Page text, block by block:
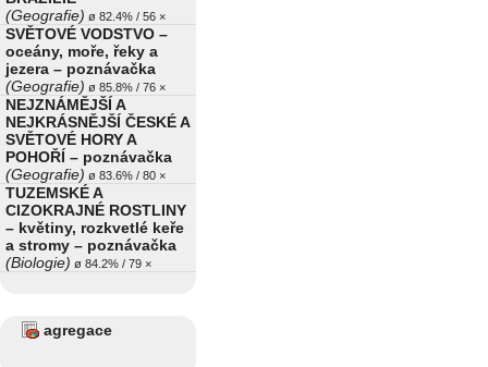
(Geografie) ø 82.4% / 56 ×
SVĚTOVÉ VODSTVO –
oceány, moře, řeky a
jezera – poznávačka
(Geografie) ø 85.8% / 76 ×
NEJZNÁMĚJŠÍ A
NEJKRÁSNĚJŠÍ ČESKÉ A
SVĚTOVÉ HORY A
POHOŘÍ – poznávačka
(Geografie) ø 83.6% / 80 ×
TUZEMSKÉ A
CIZOKRAJNÉ ROSTLINY
– květiny, rozkvetlé keře
a stromy – poznávačka
(Biologie) ø 84.2% / 79 ×
agregace